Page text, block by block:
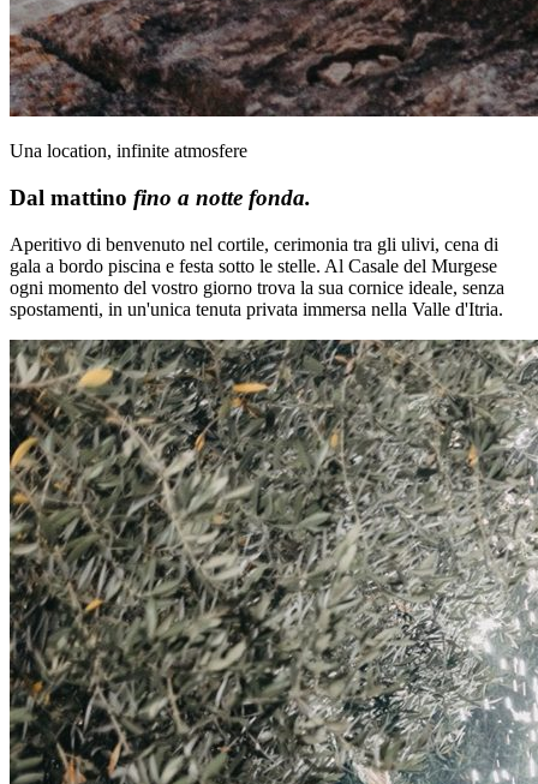
Una location, infinite atmosfere
Dal mattino fino a notte fonda.
Aperitivo di benvenuto nel cortile, cerimonia tra gli ulivi, cena di
gala a bordo piscina e festa sotto le stelle. Al Casale del Murgese
ogni momento del vostro giorno trova la sua cornice ideale, senza
spostamenti, in un'unica tenuta privata immersa nella Valle d'Itria.